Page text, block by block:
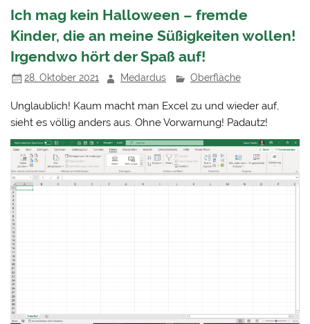
Ich mag kein Halloween – fremde
Kinder, die an meine Süßigkeiten wollen!
Irgendwo hört der Spaß auf!
28. Oktober 2021 Medardus Oberfläche
Unglaublich! Kaum macht man Excel zu und wieder auf,
sieht es völlig anders aus. Ohne Vorwarnung! Padautz!